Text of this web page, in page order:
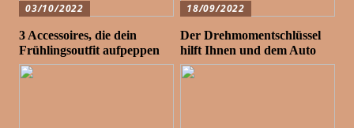
03/10/2022
3 Accessoires, die dein
Frühlingsoutfit aufpeppen
18/09/2022
Der Drehmomentschlüssel
hilft Ihnen und dem Auto